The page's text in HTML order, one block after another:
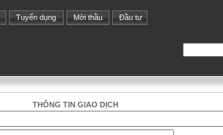
Tuyển dụng Mời thầu Đầu tư
THÔNG TIN GIAO DỊCH